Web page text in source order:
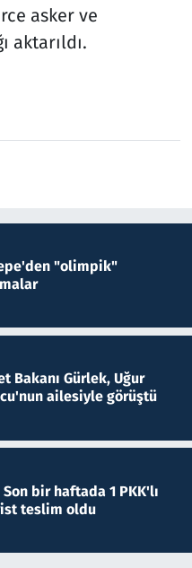
asker ve
aktarıldı.
"olimpik"
Bakanı Gürlek, Uğur
ailesiyle görüştü
Son bir haftada 1 PKK'lı
teslim oldu